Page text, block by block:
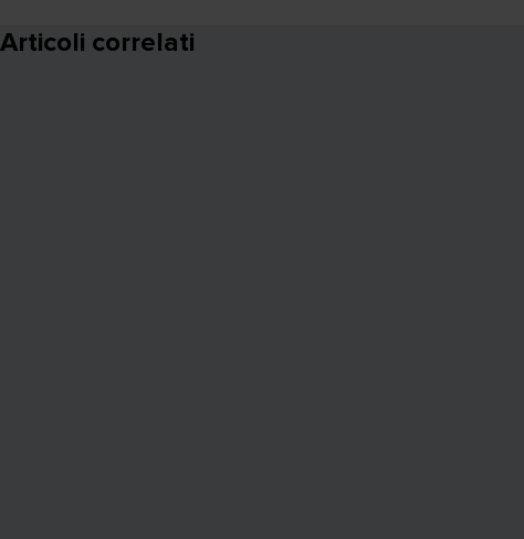
Articoli correlati